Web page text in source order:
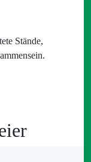
Stände,